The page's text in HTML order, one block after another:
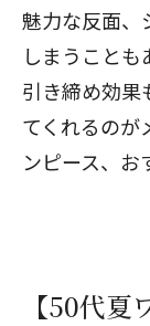
魅力な反面、
しまうこと
引き締め効果
てくれるのが
ンピース、お
【50代